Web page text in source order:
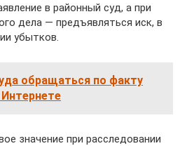
в районный суд, а при
дела — предъявляться иск, в
убытков.
обращаться по факту
значение при расследовании